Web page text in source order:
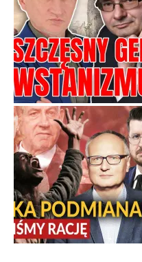
Boskie przestrogi na trudne
cyfrowego świata
Święte orędzia w cieniu
Popularne